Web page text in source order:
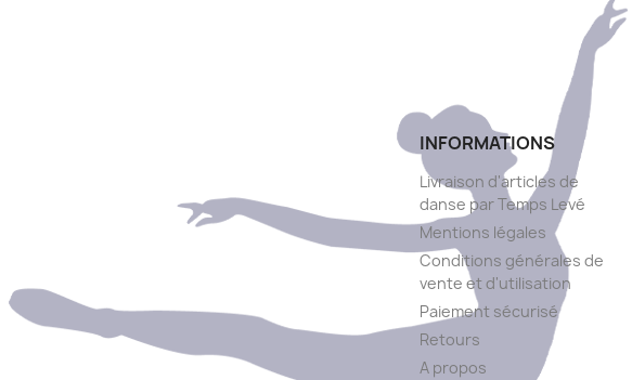
INFORMATIONS
Livraison d'articles de
danse par Temps Levé
Mentions légales
Conditions générales de
vente et d'utilisation
Paiement sécurisé
Retours
A propos